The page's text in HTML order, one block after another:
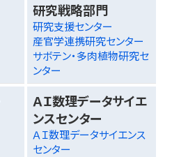
研究戦略部門
研究支援センター
産官学連携研究センター
サボテン・多肉植物研究セ
ンター
ＡＩ数理データサイエ
ンスセンター
ＡＩ数理データサイエンス
センター